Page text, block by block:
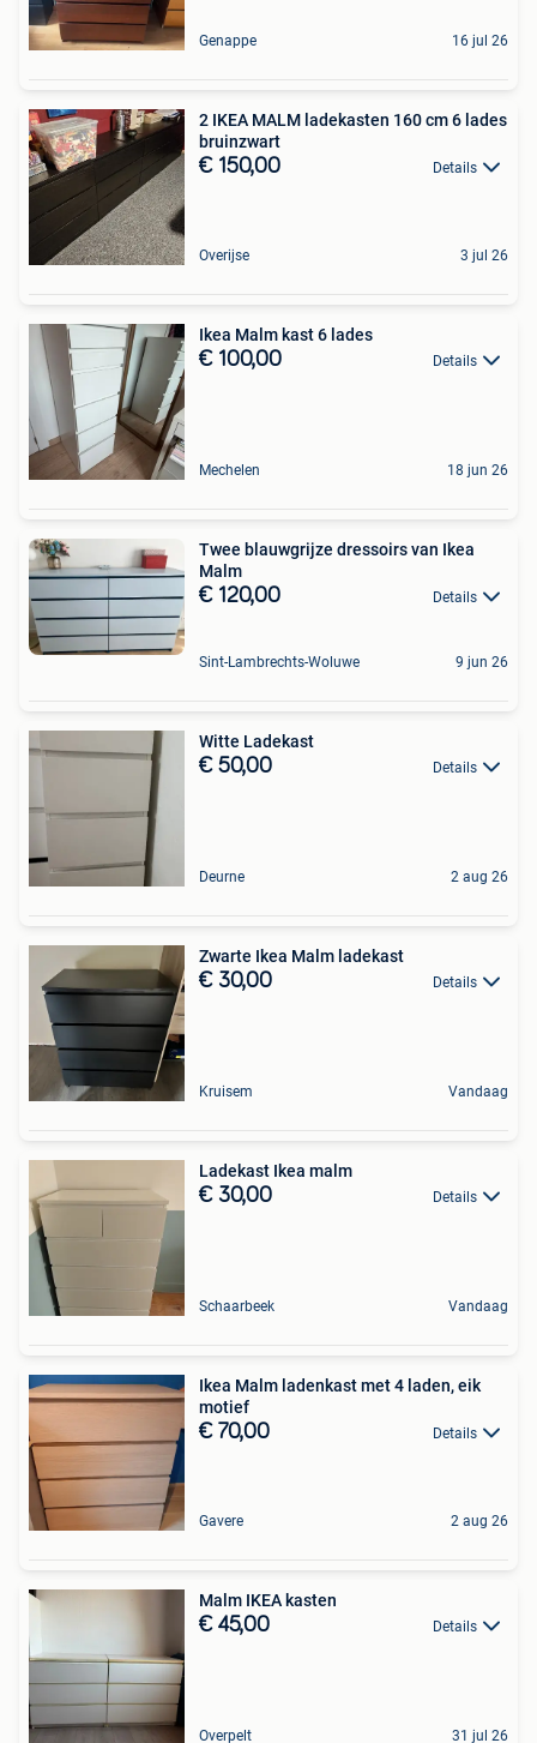
Genappe 16 jul 26
2 IKEA MALM ladekasten 160 cm 6 lades
bruinzwart
€ 150,00 Details
Overijse 3 jul 26
Ikea Malm kast 6 lades
€ 100,00 Details
Mechelen 18 jun 26
Twee blauwgrijze dressoirs van Ikea
Malm
€ 120,00 Details
Sint-Lambrechts-Woluwe 9 jun 26
Witte Ladekast
€ 50,00 Details
Deurne 2 aug 26
Zwarte Ikea Malm ladekast
€ 30,00 Details
Kruisem Vandaag
Ladekast Ikea malm
€ 30,00 Details
Schaarbeek Vandaag
Ikea Malm ladenkast met 4 laden, eik
motief
€ 70,00 Details
Gavere 2 aug 26
Malm IKEA kasten
€ 45,00 Details
Overpelt 31 jul 26